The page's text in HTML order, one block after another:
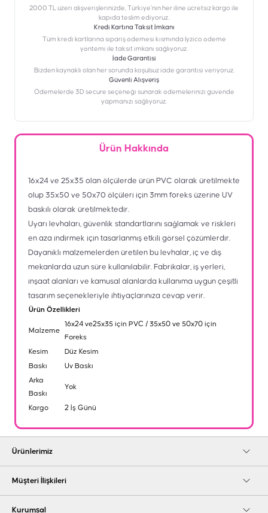
2000 TL üzeri alışverişlerinizde, Türkiye’nin her iline ücretsiz kargo ile
kapıda teslim ediyoruz.
Kredi Kartına Taksit İmkanı
‎Tüm kredi kartlarına sipariş ödemesi kısmında İyzico ödeme
yöntemi ile taksit imkanı sağlıyoruz.
İade Garantisi
Bizden kaynaklı olan her sorunda koşulsuz iade garantisi veriyoruz.
Güvenli Alışveriş
Ödemelerde 3D secure seçeneği sunarak ödemelerinizi güvende
yapmanızı sağlıyoruz.
Ürün Hakkında
16x24 ve 25x35 olan ölçülerde ürün PVC olarak üretilmekte
olup 35x50 ve 50x70 ölçüleri için 3mm foreks üzerine UV
baskılı olarak üretilmektedir.
Uyarı levhaları, güvenlik standartlarını sağlamak ve riskleri
en aza indirmek için tasarlanmış etkili görsel çözümlerdir.
Dayanıklı malzemelerden üretilen bu levhalar, iç ve dış
mekanlarda uzun süre kullanılabilir. Fabrikalar, iş yerleri,
inşaat alanları ve kamusal alanlarda kullanıma uygun çeşitli
tasarım seçenekleriyle ihtiyaçlarınıza cevap verir.
Ürün Özellikleri
Malzeme
16x24 ve25x35 için PVC / 35x50 ve 50x70 için
Foreks
Kesim
Düz Kesim
Baskı
Uv Baskı
Arka
Baskı
Yok
Kargo 2 İş Günü
Ürünlerimiz
Müşteri İlişkileri
Kurumsal